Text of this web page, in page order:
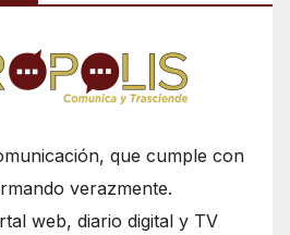
que cumple con
verazmente.
web, diario digital y TV